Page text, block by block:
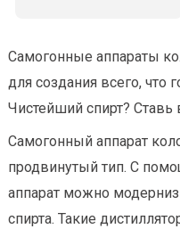
Самогонные аппараты
для создания всего, что
Чистейший спирт? Ставь
Самогонный аппарат
продвинутый тип. С
аппарат можно
спирта. Такие